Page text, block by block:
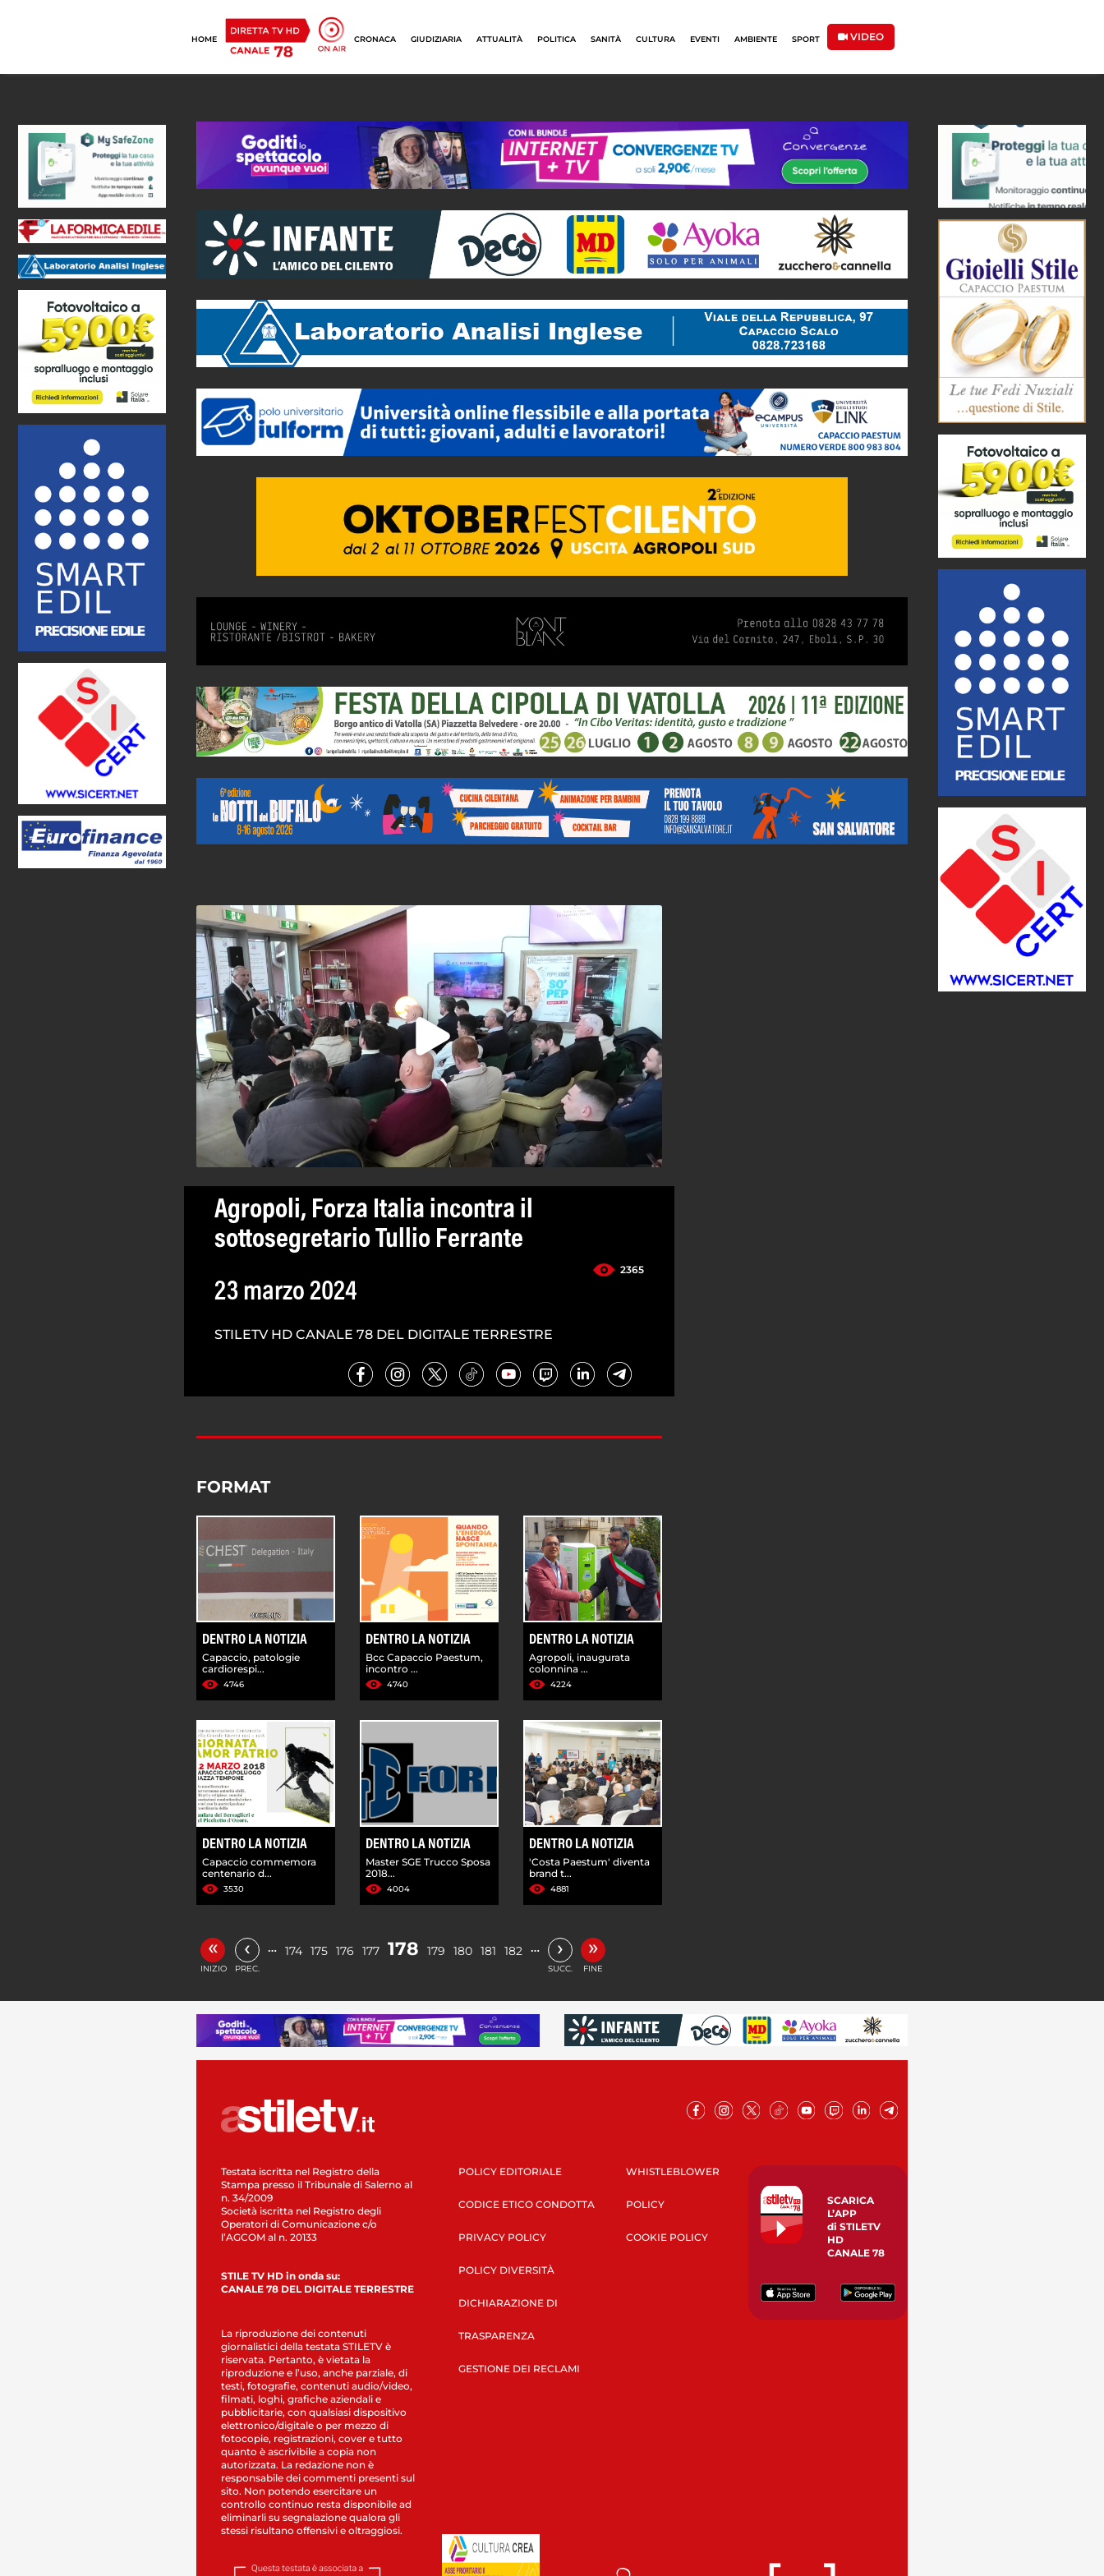
HOME CRONACA GIUDIZIARIA ATTUALITÀ POLITICA SANITÀ CULTURA EVENTI AMBIENTE SPORT VIDEO
Agropoli, Forza Italia incontra il
sottosegretario Tullio Ferrante
2365
23 marzo 2024
STILETV HD CANALE 78 DEL DIGITALE TERRESTRE
FORMAT
DENTRO LA NOTIZIA
Capaccio, patologie
cardiorespi...
4746
DENTRO LA NOTIZIA
Bcc Capaccio Paestum,
incontro ...
4740
DENTRO LA NOTIZIA
Agropoli, inaugurata
colonnina ...
4224
DENTRO LA NOTIZIA
Capaccio commemora
centenario d...
3530
DENTRO LA NOTIZIA
Master SGE Trucco Sposa
2018...
4004
DENTRO LA NOTIZIA
'Costa Paestum' diventa
brand t...
4881
«
INIZIO
‹
PREC.
… 174 175 176 177 178 179 180 181 182 … ›
SUCC.
»
FINE
Testata iscritta nel Registro della
Stampa presso il Tribunale di Salerno al
n. 34/2009
Società iscritta nel Registro degli
Operatori di Comunicazione c/o
l’AGCOM al n. 20133
STILE TV HD in onda su:
CANALE 78 DEL DIGITALE TERRESTRE
La riproduzione dei contenuti
giornalistici della testata STILETV è
riservata. Pertanto, è vietata la
riproduzione e l’uso, anche parziale, di
testi, fotografie, contenuti audio/video,
filmati, loghi, grafiche aziendali e
pubblicitarie, con qualsiasi dispositivo
elettronico/digitale o per mezzo di
fotocopie, registrazioni, cover e tutto
quanto è ascrivibile a copia non
autorizzata. La redazione non è
responsabile dei commenti presenti sul
sito. Non potendo esercitare un
controllo continuo resta disponibile ad
eliminarli su segnalazione qualora gli
stessi risultano offensivi e oltraggiosi.
POLICY EDITORIALE
CODICE ETICO CONDOTTA
PRIVACY POLICY
POLICY DIVERSITÀ
DICHIARAZIONE DI
TRASPARENZA
GESTIONE DEI RECLAMI
WHISTLEBLOWER
POLICY
COOKIE POLICY
SCARICA
L’APP
di STILETV
HD
CANALE 78